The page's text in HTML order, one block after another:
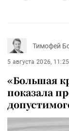
Тимофей
5 августа 2026, 11:25
«Большая
показала